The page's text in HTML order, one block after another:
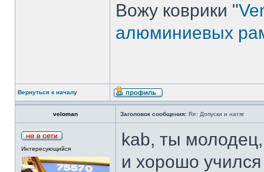
Вожу коврики "
алюминиевых
Вернуться к началу
veloman Заголовок сообщения: Re: Допуски и натяг
Интересующийся
kab, ты
и хорошо